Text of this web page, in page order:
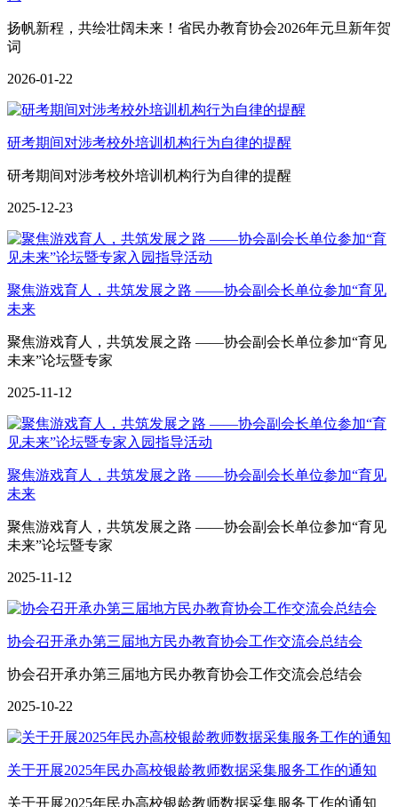
扬帆新程，共绘壮阔未来！省民办教育协会2026年元旦新年贺
词
2026-01-22
研考期间对涉考校外培训机构行为自律的提醒
研考期间对涉考校外培训机构行为自律的提醒
2025-12-23
聚焦游戏育人，共筑发展之路 ——协会副会长单位参加“育见
未来
聚焦游戏育人，共筑发展之路 ——协会副会长单位参加“育见
未来”论坛暨专家
2025-11-12
聚焦游戏育人，共筑发展之路 ——协会副会长单位参加“育见
未来
聚焦游戏育人，共筑发展之路 ——协会副会长单位参加“育见
未来”论坛暨专家
2025-11-12
协会召开承办第三届地方民办教育协会工作交流会总结会
协会召开承办第三届地方民办教育协会工作交流会总结会
2025-10-22
关于开展2025年民办高校银龄教师数据采集服务工作的通知
关于开展2025年民办高校银龄教师数据采集服务工作的通知